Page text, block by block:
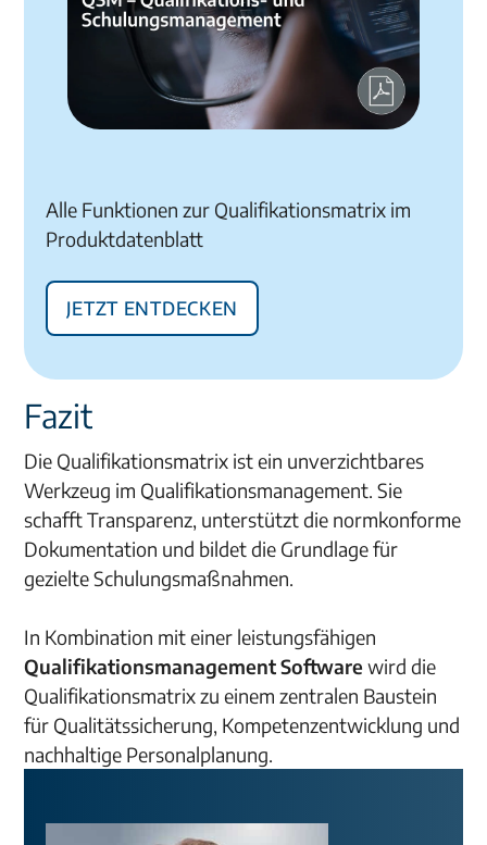
Alle Funktionen zur Qualifikationsmatrix im
Produktdatenblatt
Jetzt entdecken
Fazit
Die Qualifikationsmatrix ist ein unverzichtbares
Werkzeug im Qualifikationsmanagement. Sie
schafft Transparenz, unterstützt die normkonforme
Dokumentation und bildet die Grundlage für
gezielte Schulungsmaßnahmen.
In Kombination mit einer leistungsfähigen
Qualifikationsmanagement Softwarewird die
Qualifikationsmatrix zu einem zentralen Baustein
für Qualitätssicherung, Kompetenzentwicklung und
nachhaltige Personalplanung.